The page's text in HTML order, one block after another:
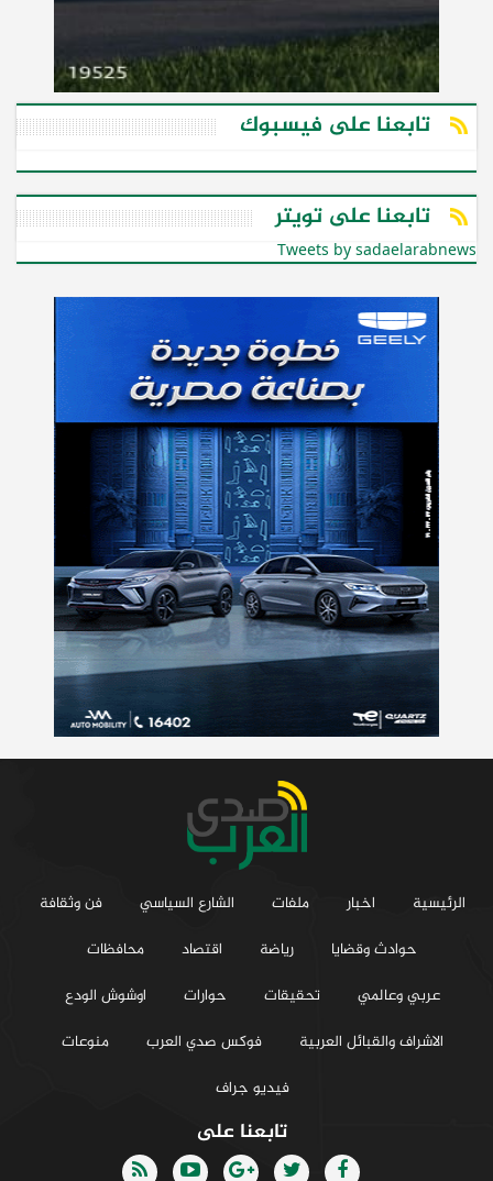
تابعنا على فيسبوك
تابعنا على تويتر
Tweets by sadaelarabnews
الرئيسية اخبار ملفات الشارع السياسي
فن وثقافة
حوادث وقضايا
رياضة اقتصاد
محافظات
عربي وعالمي
تحقيقات حوارات
اوشوش الودع
الاشراف والقبائل العربية
فوكس صدي العرب
منوعات
فيديو جراف
تابعنا على